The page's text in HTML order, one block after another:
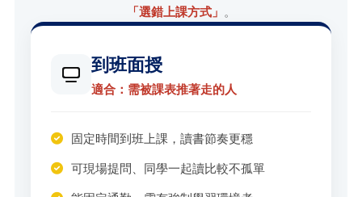
「選錯上課方式」 。
到班面授
適合：需被課表推著走的人
固定時間到班上課，讀書節奏更穩
可現場提問、同學一起讀比較不孤單